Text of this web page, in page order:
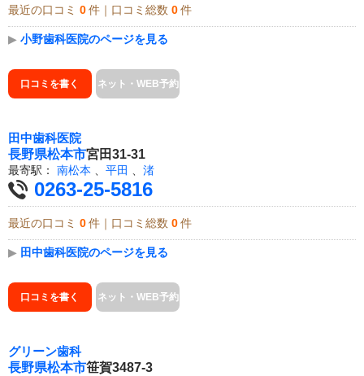
最近の口コミ 0 件｜口コミ総数 0 件
▶ 小野歯科医院のページを見る
口コミを書く ネット・WEB予約
田中歯科医院
長野県松本市宮田31-31
最寄駅： 南松本 、 平田 、 渚
0263-25-5816
最近の口コミ 0 件｜口コミ総数 0 件
▶ 田中歯科医院のページを見る
口コミを書く ネット・WEB予約
グリーン歯科
長野県松本市笹賀3487-3